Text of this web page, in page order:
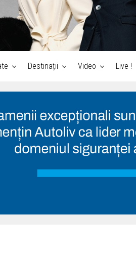
Destinații Video Live !